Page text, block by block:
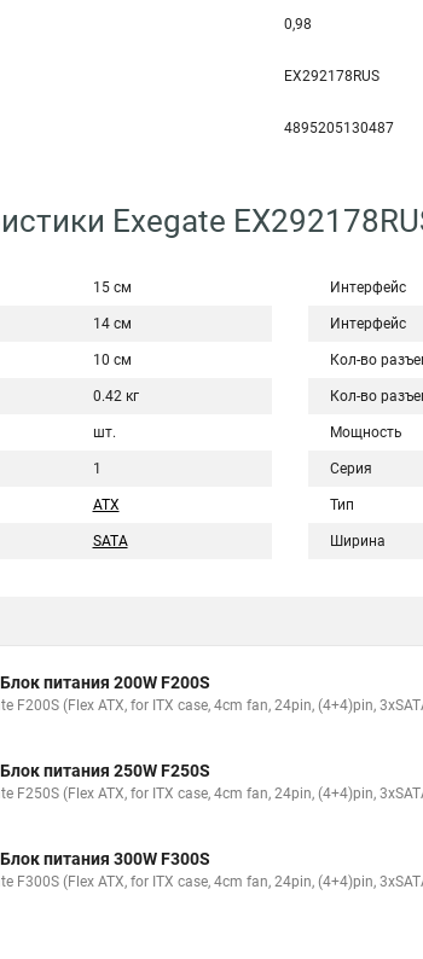
0,98
EX292178RUS
4895205130487
Exegate
15 см
14 см
10 см
0.42 кг
шт.
1
ATX
SATA
Интерфейс
Интерфейс
Кол-во
Кол-во
Мощность
Серия
Тип
Ширина
питания 200W F200S
F200S (Flex ATX, for ITX case, 4cm fan, 24pin, (4+4)pin,
питания 250W F250S
F250S (Flex ATX, for ITX case, 4cm fan, 24pin, (4+4)pin,
питания 300W F300S
F300S (Flex ATX, for ITX case, 4cm fan, 24pin, (4+4)pin,